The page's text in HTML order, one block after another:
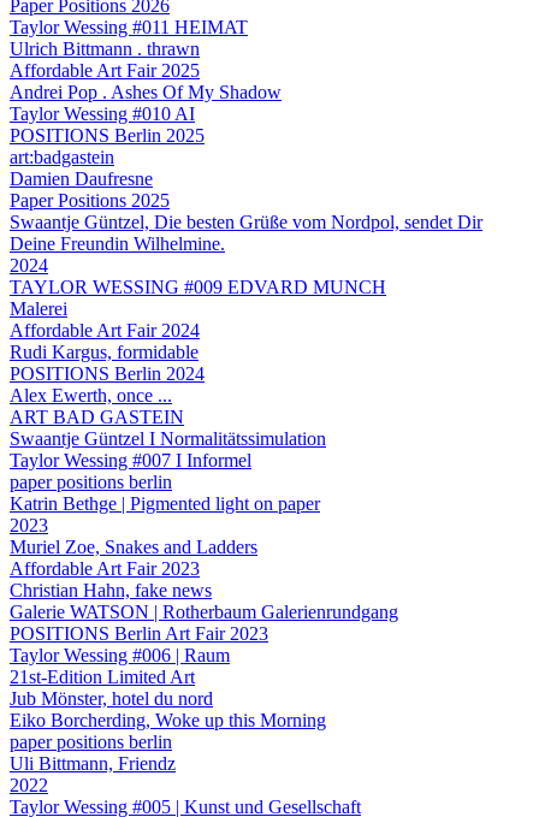
Paper Positions 2026
Taylor Wessing #011 HEIMAT
Ulrich Bittmann . thrawn
Affordable Art Fair 2025
Andrei Pop . Ashes Of My Shadow
Taylor Wessing #010 AI
POSITIONS Berlin 2025
art:badgastein
Damien Daufresne
Paper Positions 2025
Swaantje Güntzel, Die besten Grüße vom Nordpol, sendet Dir
Deine Freundin Wilhelmine.
2024
TAYLOR WESSING #009 EDVARD MUNCH
Malerei
Affordable Art Fair 2024
Rudi Kargus, formidable
POSITIONS Berlin 2024
Alex Ewerth, once ...
ART BAD GASTEIN
Swaantje Güntzel I Normalitätssimulation
Taylor Wessing #007 I Informel
paper positions berlin
Katrin Bethge | Pigmented light on paper
2023
Muriel Zoe, Snakes and Ladders
Affordable Art Fair 2023
Christian Hahn, fake news
Galerie WATSON | Rotherbaum Galerienrundgang
POSITIONS Berlin Art Fair 2023
Taylor Wessing #006 | Raum
21st-Edition Limited Art
Jub Mönster, hotel du nord
Eiko Borcherding, Woke up this Morning
paper positions berlin
Uli Bittmann, Friendz
2022
Taylor Wessing #005 | Kunst und Gesellschaft